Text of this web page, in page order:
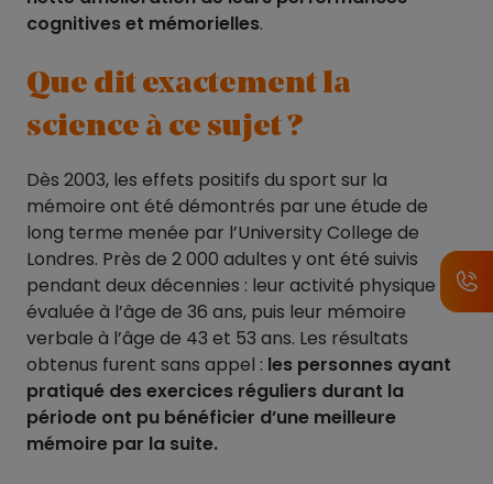
cognitives et mémorielles.
Que dit exactement la
science à ce sujet ?
Dès 2003, les effets positifs du sport sur la
mémoire ont été démontrés par une étude de
long terme menée par l’University College de
Londres. Près de 2 000 adultes y ont été suivis
pendant deux décennies : leur activité physique fut
évaluée à l’âge de 36 ans, puis leur mémoire
verbale à l’âge de 43 et 53 ans. Les résultats
obtenus furent sans appel : les personnes ayant
pratiqué des exercices réguliers durant la
période ont pu bénéficier d’une meilleure
mémoire par la suite.